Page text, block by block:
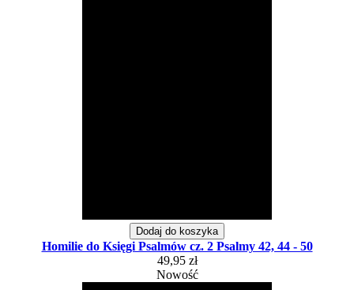
Dodaj do koszyka
Homilie do Księgi Psalmów cz. 2 Psalmy 42, 44 - 50
49,95 zł
Nowość